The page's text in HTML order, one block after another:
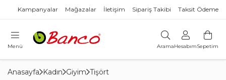
Kampanyalar Mağazalar İletişim Sipariş Takibi Taksit Ödeme
Menü AramaHesabımSepetim
Anasayfa Kadın Giyim Tişört